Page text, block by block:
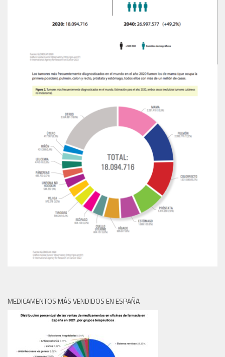
MEDICAMENTOS MÁS VENDIDOS EN ESPAÑA